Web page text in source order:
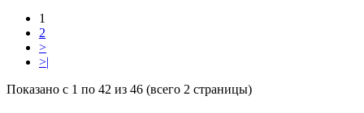
1
2
>
>|
Показано с 1 по 42 из 46 (всего 2 страницы)